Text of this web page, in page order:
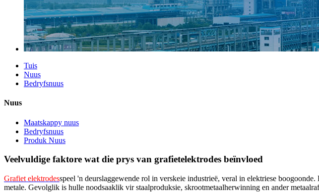
Tuis
Nuus
Bedryfsnuus
Nuus
Maatskappy nuus
Bedryfsnuus
Produk Nuus
Veelvuldige faktore wat die prys van grafietelektrodes beïnvloed
Grafiet elektrodesspeel 'n deurslaggewende rol in verskeie industrieë, veral in elektriese
metale. Gevolglik is hulle noodsaaklik vir staalproduksie, skrootmetaalherwinning en ander